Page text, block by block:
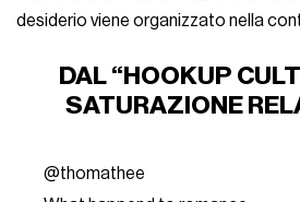
desiderio viene organizzato nella
DAL “HOOKUP
SATURAZIONE
@thomathee